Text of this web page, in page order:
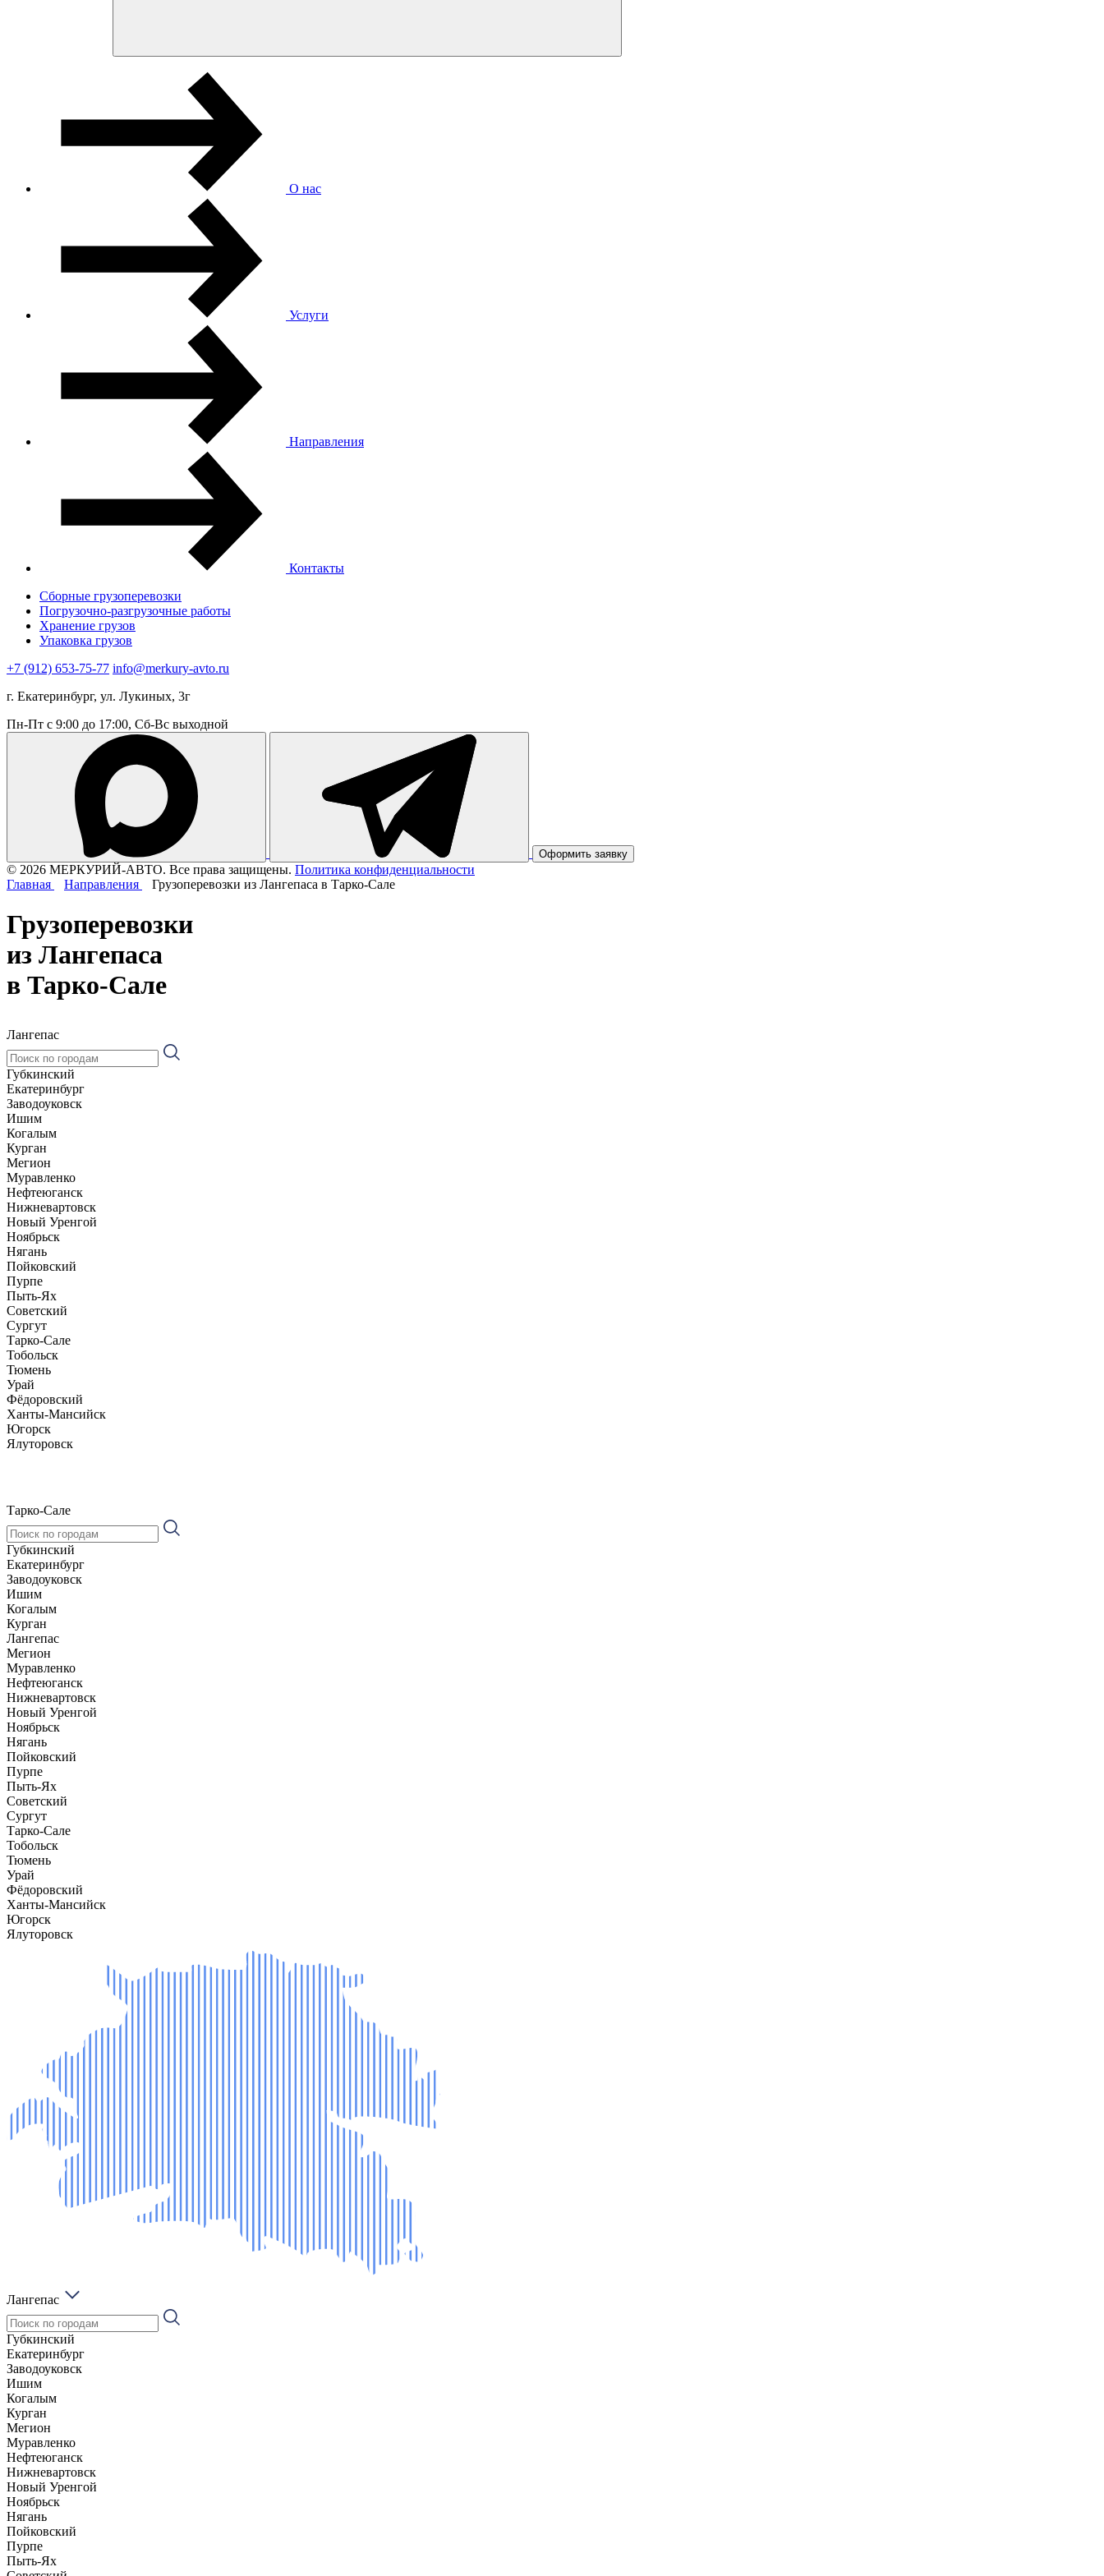
О нас
Услуги
Направления
Контакты
Сборные грузоперевозки
Погрузочно-разгрузочные работы
Хранение грузов
Упаковка грузов
+7 (912) 653-75-77 info@merkury-avto.ru
г. Екатеринбург, ул. Лукиных, 3г
Пн-Пт с 9:00 до 17:00, Сб-Вс выходной
Оформить заявку
© 2026 МЕРКУРИЙ-АВТО. Все права защищены. Политика конфиденциальности
Главная
Направления Грузоперевозки из Лангепаса в Тарко-Сале
Грузоперевозки
из Лангепаса
в Тарко-Сале
Лангепас
Губкинский
Екатеринбург
Заводоуковск
Ишим
Когалым
Курган
Мегион
Муравленко
Нефтеюганск
Нижневартовск
Новый Уренгой
Ноябрьск
Нягань
Пойковский
Пурпе
Пыть-Ях
Советский
Сургут
Тарко-Сале
Тобольск
Тюмень
Урай
Фёдоровский
Ханты-Мансийск
Югорск
Ялуторовск
Тарко-Сале
Губкинский
Екатеринбург
Заводоуковск
Ишим
Когалым
Курган
Лангепас
Мегион
Муравленко
Нефтеюганск
Нижневартовск
Новый Уренгой
Ноябрьск
Нягань
Пойковский
Пурпе
Пыть-Ях
Советский
Сургут
Тарко-Сале
Тобольск
Тюмень
Урай
Фёдоровский
Ханты-Мансийск
Югорск
Ялуторовск
Лангепас
Губкинский
Екатеринбург
Заводоуковск
Ишим
Когалым
Курган
Мегион
Муравленко
Нефтеюганск
Нижневартовск
Новый Уренгой
Ноябрьск
Нягань
Пойковский
Пурпе
Пыть-Ях